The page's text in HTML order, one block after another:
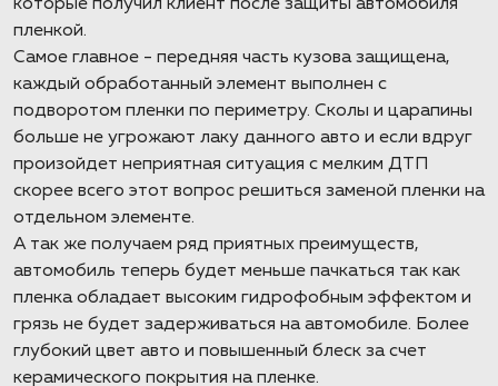
которые получил клиент после защиты автомобиля
пленкой.
Самое главное - передняя часть кузова защищена,
каждый обработанный элемент выполнен с
подворотом пленки по периметру. Сколы и царапины
больше не угрожают лаку данного авто и если вдруг
произойдет неприятная ситуация с мелким ДТП
скорее всего этот вопрос решиться заменой пленки на
отдельном элементе.
А так же получаем ряд приятных преимуществ,
автомобиль теперь будет меньше пачкаться так как
пленка обладает высоким гидрофобным эффектом и
грязь не будет задерживаться на автомобиле. Более
глубокий цвет авто и повышенный блеск за счет
керамического покрытия на пленке.